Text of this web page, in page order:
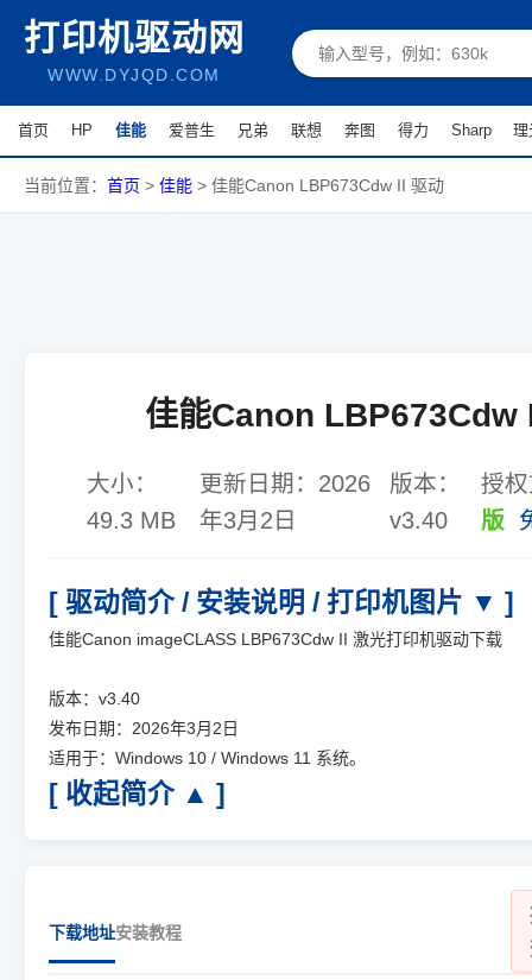
打印机驱动网
WWW.DYJQD.COM
首页 HP 佳能 爱普生 兄弟 联想 奔图 得力 Sharp 理
当前位置： 首页 > 佳能 > 佳能Canon LBP673Cdw II 驱动
佳能Canon LBP673Cdw
大小：
49.3 MB
更新日期： 2026
年3月2日
版本：
v3.40
授
版
[ 驱动简介 / 安装说明 / 打印机图片 ▼ ]
佳能Canon imageCLASS LBP673Cdw II 激光打印机驱动下载
版本：v3.40
发布日期：2026年3月2日
适用于：Windows 10 / Windows 11 系统。
[ 收起简介 ▲ ]
下载地址安装教程